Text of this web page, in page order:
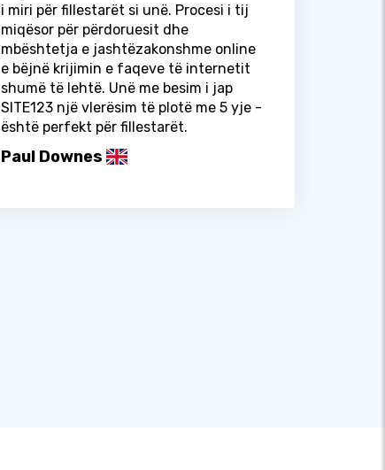
i miri për fillestarët si unë. Procesi i tij
miqësor për përdoruesit dhe
mbështetja e jashtëzakonshme online
e bëjnë krijimin e faqeve të internetit
shumë të lehtë. Unë me besim i jap
SITE123 një vlerësim të plotë me 5 yje -
është perfekt për fillestarët.
Paul Downes